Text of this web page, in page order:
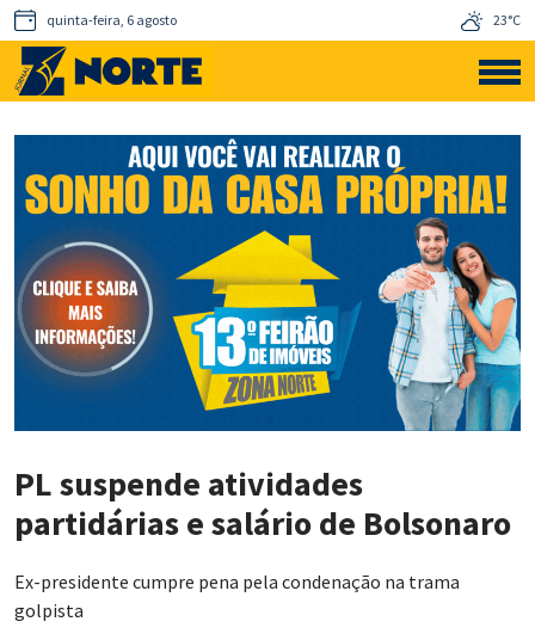
quinta-feira, 6 agosto 23°C
PL suspende atividades
partidárias e salário de Bolsonaro
Ex-presidente cumpre pena pela condenação na trama
golpista